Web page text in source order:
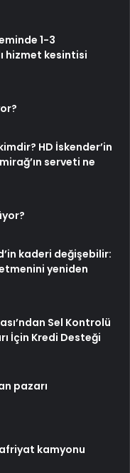
1-3
hizmet kesintisi
HD İskender’in
serveti ne
kaderi değişebilir:
yeniden
Sel Kontrolü
İçin Kredi Desteği
pazarı
kamyonu